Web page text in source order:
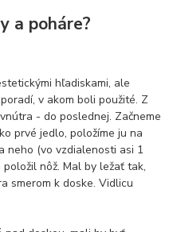
a poháre?
hľadiskami, ale
v akom boli použité. Z
- do poslednej. Začneme
prvé jedlo, položíme ju na
neho (vo vzdialenosti asi 1
nôž. Mal by ležať tak,
smerom k doske. Vidlicu